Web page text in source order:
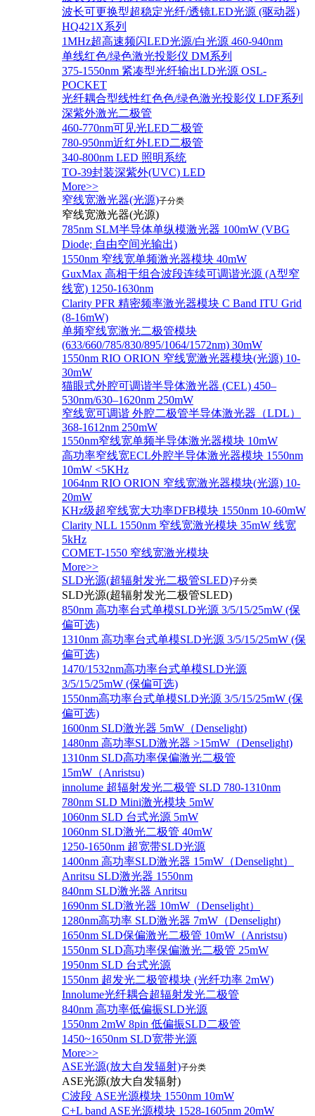
波长可更换型超稳定光纤/透镜LED光源 (驱动器)
HQ421X系列
1MHz超高速频闪LED光源/白光源 460-940nm
单线红色/绿色激光投影仪 DM系列
375-1550nm 紧凑型光纤输出LD光源 OSL-
POCKET
光纤耦合型线性红色色/绿色激光投影仪 LDF系列
深紫外激光二极管
460-770nm可见光LED二极管
780-950nm近红外LED二极管
340-800nm LED 照明系统
TO-39封装深紫外(UVC) LED
More>>
窄线宽激光器(光源)子分类
窄线宽激光器(光源)
785nm SLM半导体单纵模激光器 100mW (VBG
Diode; 自由空间光输出)
1550nm 窄线宽单频激光器模块 40mW
GuxMax 高相干组合波段连续可调谐光源 (A型窄
线宽) 1250-1630nm
Clarity PFR 精密频率激光器模块 C Band ITU Grid
(8-16mW)
单频窄线宽激光二极管模块
(633/660/785/830/895/1064/1572nm) 30mW
1550nm RIO ORION 窄线宽激光器模块(光源) 10-
30mW
猫眼式外腔可调谐半导体激光器 (CEL) 450–
530nm/630–1620nm 250mW
窄线宽可调谐 外腔二极管半导体激光器（LDL）
368-1612nm 250mW
1550nm窄线宽单频半导体激光器模块 10mW
高功率窄线宽ECL外腔半导体激光器模块 1550nm
10mW <5KHz
1064nm RIO ORION 窄线宽激光器模块(光源) 10-
20mW
KHz级超窄线宽大功率DFB模块 1550nm 10-60mW
Clarity NLL 1550nm 窄线宽激光模块 35mW 线宽
5kHz
COMET-1550 窄线宽激光模块
More>>
SLD光源(超辐射发光二极管SLED)子分类
SLD光源(超辐射发光二极管SLED)
850nm 高功率台式单模SLD光源 3/5/15/25mW (保
偏可选)
1310nm 高功率台式单模SLD光源 3/5/15/25mW (保
偏可选)
1470/1532nm高功率台式单模SLD光源
3/5/15/25mW (保偏可选)
1550nm高功率台式单模SLD光源 3/5/15/25mW (保
偏可选)
1600nm SLD激光器 5mW（Denselight)
1480nm 高功率SLD激光器 >15mW（Denselight)
1310nm SLD高功率保偏激光二极管
15mW（Anristsu)
innolume 超辐射发光二极管 SLD 780-1310nm
780nm SLD Mini激光模块 5mW
1060nm SLD 台式光源 5mW
1060nm SLD激光二极管 40mW
1250-1650nm 超宽带SLD光源
1400nm 高功率SLD激光器 15mW（Denselight）
Anritsu SLD激光器 1550nm
840nm SLD激光器 Anritsu
1690nm SLD激光器 10mW（Denselight）
1280nm高功率 SLD激光器 7mW（Denselight)
1650nm SLD保偏激光二极管 10mW（Anristsu)
1550nm SLD高功率保偏激光二极管 25mW
1950nm SLD 台式光源
1550nm 超发光二极管模块 (光纤功率 2mW)
Innolume光纤耦合超辐射发光二极管
840nm 高功率低偏振SLD光源
1550nm 2mW 8pin 低偏振SLD二极管
1450~1650nm SLD宽带光源
More>>
ASE光源(放大自发辐射)子分类
ASE光源(放大自发辐射)
C波段 ASE光源模块 1550nm 10mW
C+L band ASE光源模块 1528-1605nm 20mW